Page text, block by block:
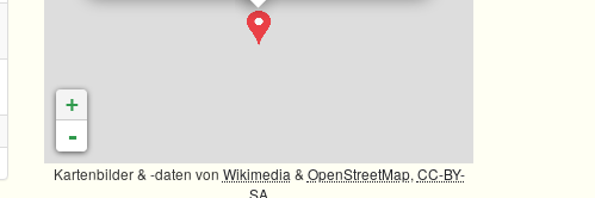
+
-
Kartenbilder & -daten von Wikimedia & OpenStreetMap, CC-BY-
SA